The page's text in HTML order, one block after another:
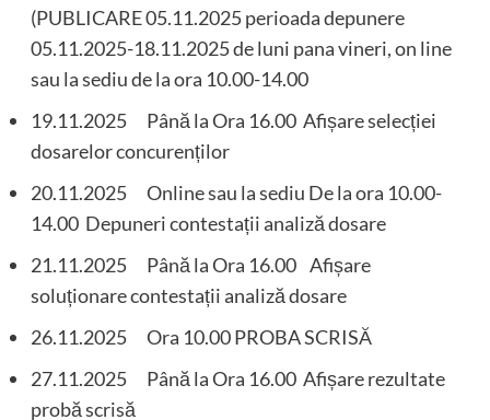
(PUBLICARE 05.11.2025 perioada depunere
05.11.2025-18.11.2025 de luni pana vineri, on line
sau la sediu de la ora 10.00-14.00
19.11.2025 Până la Ora 16.00 Afișare selecției
dosarelor concurenților
20.11.2025 Online sau la sediu De la ora 10.00-
14.00 Depuneri contestații analiză dosare
21.11.2025 Până la Ora 16.00 Afișare
soluționare contestații analiză dosare
26.11.2025 Ora 10.00 PROBA SCRISĂ
27.11.2025 Până la Ora 16.00 Afișare rezultate
probă scrisă